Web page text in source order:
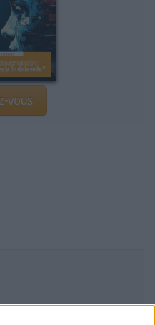
vous
la fin de la veille?